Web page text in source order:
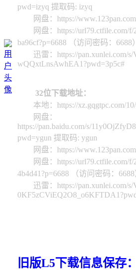
pwd=izyq 提取码: izyq
网盘：https://
网盘：https://url79.ctfile.com/f/
ba96cf?p=6688 （访问密码：6688）
迅雷：https://pan.xunlei.com/s/
wQQxtLnsAwhEA1?pwd=3p5c#
32位下载地址：
本地：https://xz.gqgtpc.com/10/
网盘：
https://pan.baidu.com/s/
pwd=ygun 提取码: ygun
网盘：https://
网盘：https://url79.ctfile.com/f/
4b4d41?p=6688 （访问密码：6688
迅雷：https://pan.xunlei.com/s/
旧版L5下载信息保存：